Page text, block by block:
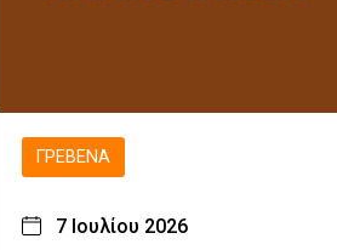
ΓΡΕΒΕΝΆ
7 Ιουλίου 2026